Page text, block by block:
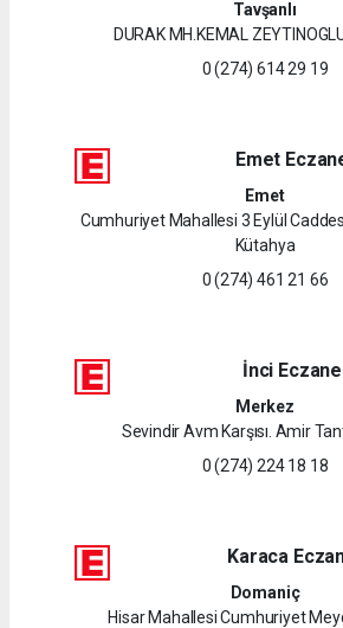
Tavşanlı
DURAK MH.KEMAL
0 (274) 614 29 19
Emet
Emet
Cumhuriyet Mahallesi 3 Eylül
Kütahya
0 (274) 461 21 66
İnci
Merkez
Sevindir Avm Karşısı. Amir
0 (274) 224 18 18
Karaca
Domaniç
Hisar Mahallesi Cumhuriyet